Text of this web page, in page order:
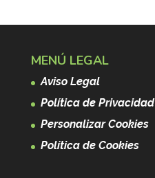
MENÚ LEGAL
Aviso Legal
Política de Privacidad
Personalizar Cookies
Política de Cookies